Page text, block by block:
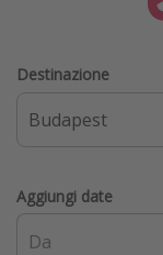
Destinazione
Aggiungi date